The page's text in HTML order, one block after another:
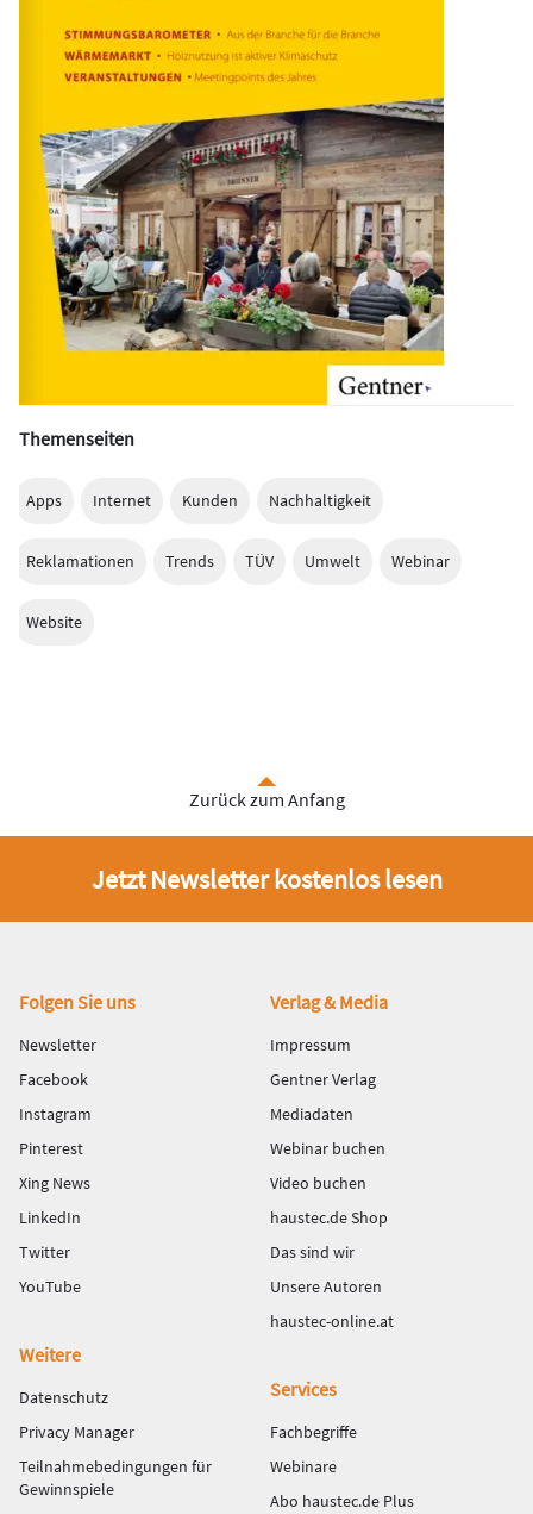
Themenseiten
Apps Internet Kunden Nachhaltigkeit
Reklamationen Trends TÜV Umwelt Webinar
Website
Zurück zum Anfang
Jetzt Newsletter kostenlos lesen
Fußbereich
Folgen Sie uns
Newsletter
Facebook
Instagram
Pinterest
Xing News
LinkedIn
Twitter
YouTube
Verlag & Media
Impressum
Gentner Verlag
Mediadaten
Webinar buchen
Video buchen
haustec.de Shop
Das sind wir
Unsere Autoren
haustec-online.at
Weitere
Datenschutz
Privacy Manager
Teilnahmebedingungen für
Gewinnspiele
Services
Fachbegriffe
Webinare
Abo haustec.de Plus